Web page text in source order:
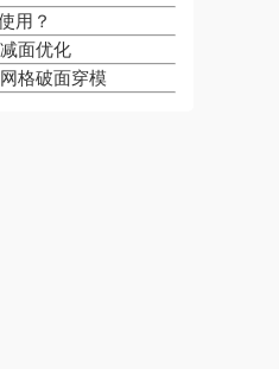
用？
面优化
格破面穿模